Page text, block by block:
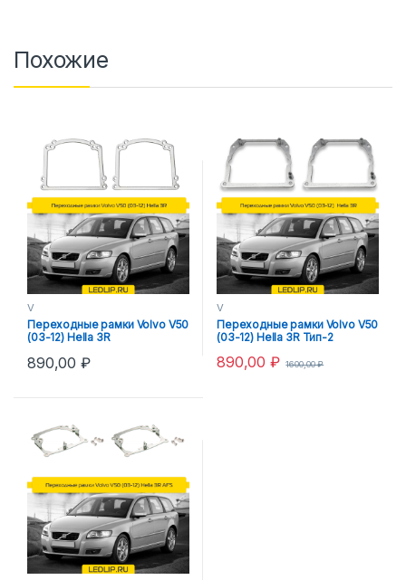
Похожие
V
Переходные рамки Volvo V50
(03-12) Hella 3R
890,00₽
V
Переходные рамки Volvo V50
(03-12) Hella 3R Тип-2
890,00₽ 1600,00₽